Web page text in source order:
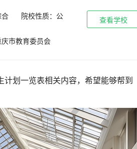
院校性质：公
市教育委员会
查看学校
划一览表相关内容，希望能够帮到